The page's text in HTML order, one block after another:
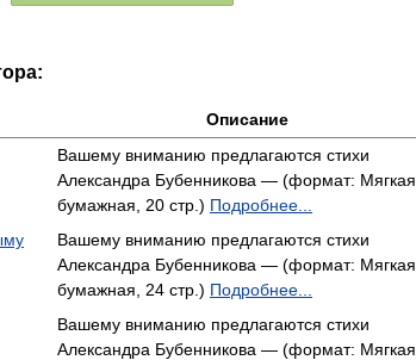
Описание
Вашему вниманию предлагаются стихи
Александра Бубенникова — (формат: Мягкая
бумажная, 20 стр.) Подробнее...
Вашему вниманию предлагаются стихи
Александра Бубенникова — (формат: Мягкая
бумажная, 24 стр.) Подробнее...
Вашему вниманию предлагаются стихи
Александра Бубенникова — (формат: Мягкая